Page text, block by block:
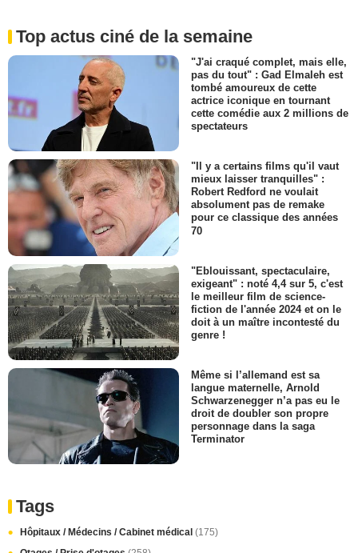
Top actus ciné de la semaine
"J'ai craqué complet, mais elle,
pas du tout" : Gad Elmaleh est
tombé amoureux de cette
actrice iconique en tournant
cette comédie aux 2 millions de
spectateurs
"Il y a certains films qu'il vaut
mieux laisser tranquilles" :
Robert Redford ne voulait
absolument pas de remake
pour ce classique des années
70
"Eblouissant, spectaculaire,
exigeant" : noté 4,4 sur 5, c'est
le meilleur film de science-
fiction de l'année 2024 et on le
doit à un maître incontesté du
genre !
Même si l’allemand est sa
langue maternelle, Arnold
Schwarzenegger n’a pas eu le
droit de doubler son propre
personnage dans la saga
Terminator
Tags
Hôpitaux / Médecins / Cabinet médical (175)